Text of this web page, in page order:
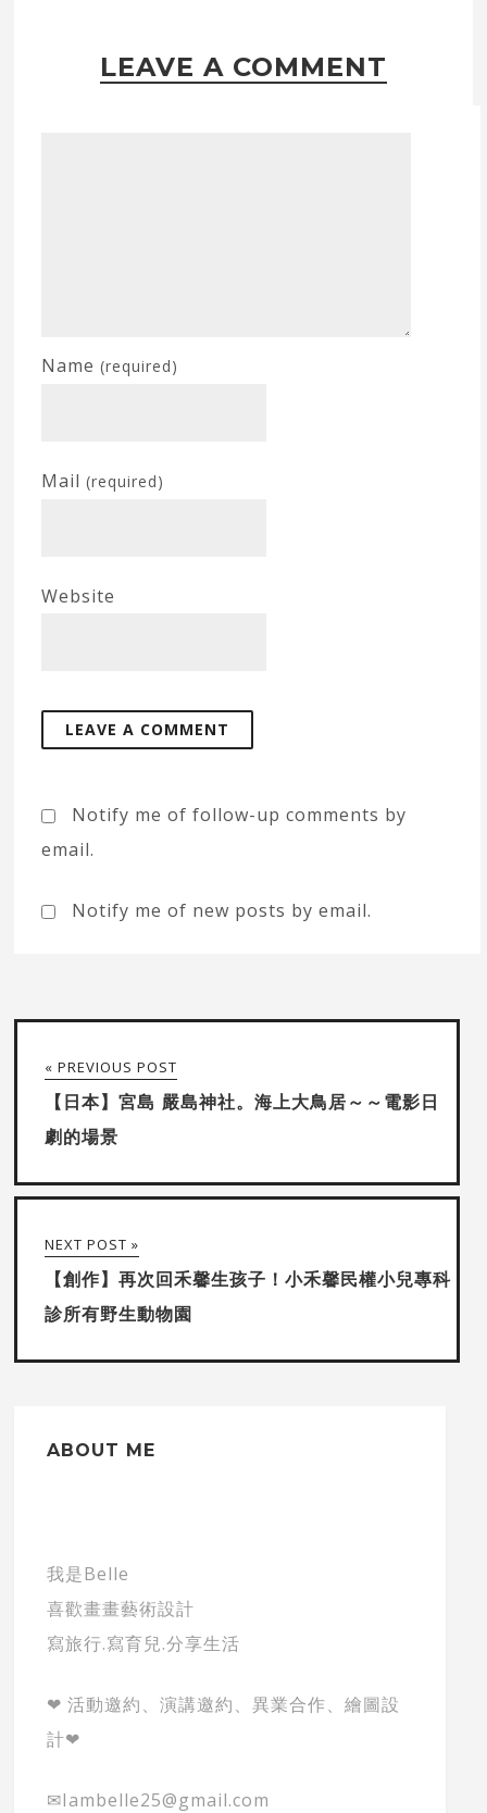
LEAVE A COMMENT
Name(required)
Mail(required)
Website
Notify me of follow-up comments by
email.
Notify me of new posts by email.
« PREVIOUS POST
【日本】宮島 嚴島神社。海上大鳥居～～電影日
劇的場景
NEXT POST »
【創作】再次回禾馨生孩子！小禾馨民權小兒專科
診所有野生動物園
ABOUT ME
我是Belle
喜歡畫畫藝術設計
寫旅行.寫育兒.分享生活
❤ 活動邀約、演講邀約、異業合作、繪圖設
計❤
✉Iambelle25@gmail.com